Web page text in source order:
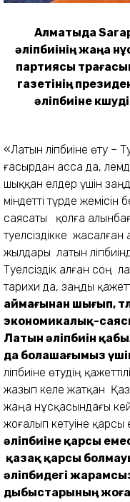
Алматыда
әліпбиінің жаңа
партиясы
газетінің
әліпбиіне
«Латын әліпбиіне өту –
ғасырдан асса да,
шыққан елдер үшін
міндетті түрде
саясаты қолға
тәуелсіздікке
жылдары латын
Тәуелсіздік алған соң
тарихи да, заңды
аймағынан шығып,
экономикалық-
Латын әліпбиін
да болашағымыз
әліпбиіне өтудің
жазып келе жатқан
жаңа нұсқасындағы
жоғалып кетуіне қарсы
әліпбиіне қарсы
қазақ қарсы
әліпбидегі
дыбыстарының